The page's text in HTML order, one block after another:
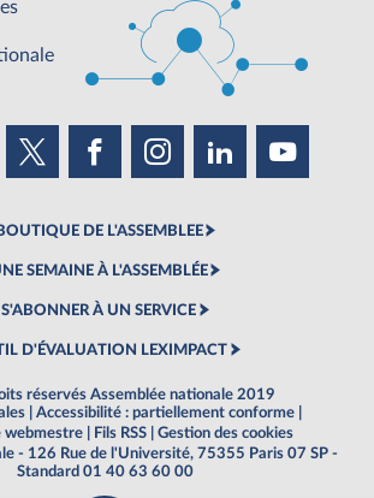
BOUTIQUE DE L'ASSEMBLEE
SEMAINE À L'ASSEMBLÉE
S'ABONNER À UN SERVICE
D'ÉVALUATION LEXIMPACT
réservés Assemblée nationale 2019
Accessibilité : partiellement conforme
webmestre
Fils RSS
Gestion des cookies
- 126 Rue de l'Université, 75355 Paris 07 SP -
Standard 01 40 63 60 00